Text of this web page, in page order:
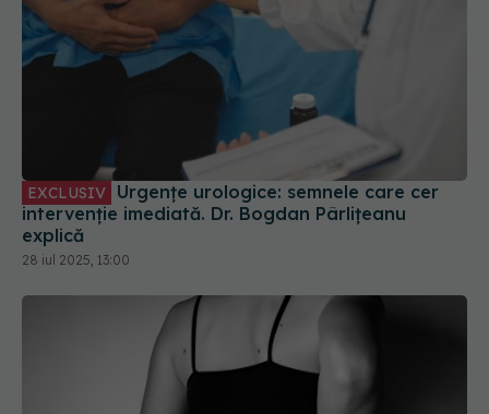
intervenție imediată. Dr. Bogdan Pârlițeanu
28 iul 2025, 13:00